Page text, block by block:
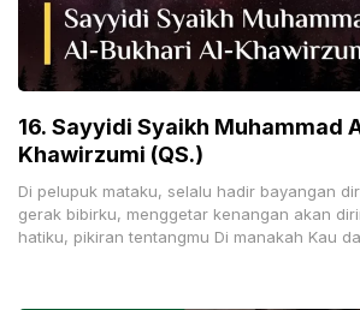
16. Sayyidi Syaikh Muhammad
Khawirzumi (QS.)
Di pelupuk mataku, selalu hadir bayangan
gerak bibirku, menggetar kenangan akan
hatiku, pikiran tentangmu Di manakah Kau